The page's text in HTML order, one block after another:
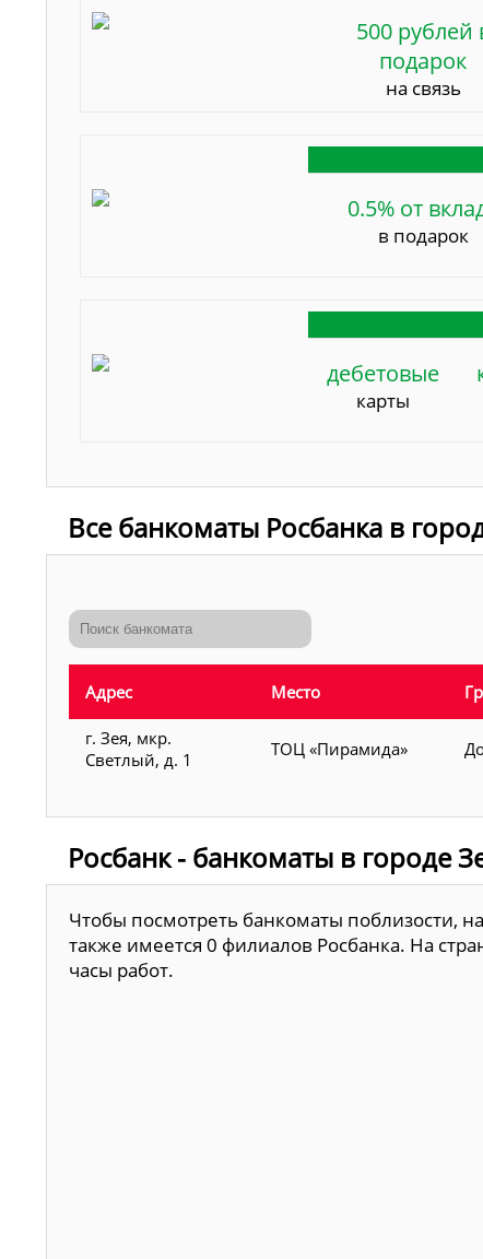
500 рублей
подарок
на связь
0.5% от
в подарок
дебетовые
карты
Все банкоматы Росбанка в
Адрес Место
г. Зея, мкр.
Светлый, д. 1
ТОЦ «Пирамида»
Росбанк - банкоматы в городе
Чтобы посмотреть банкоматы поблизости,
также имеется 0 филиалов Росбанка. На
часы работ.